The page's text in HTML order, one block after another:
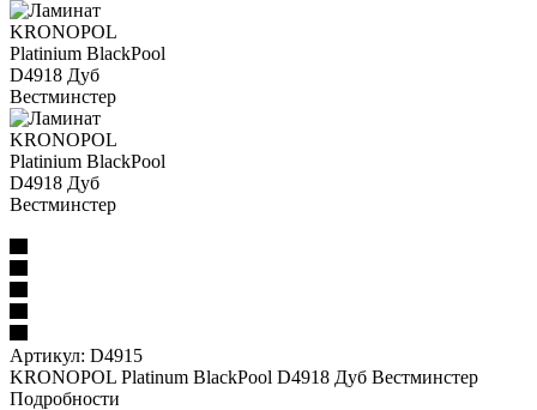
Артикул: D4915
KRONOPOL Platinum BlackPool D4918 Дуб Вестминстер
Подробности